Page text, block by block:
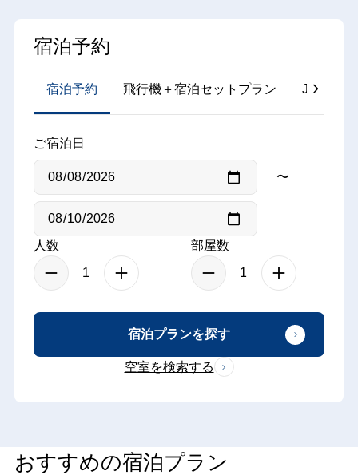
宿泊予約
宿泊予約 飛行機＋宿泊セットプラン JR＋宿
ご宿泊日
〜
人数 部屋数
宿泊プランを探す
空室を検索する
おすすめの宿泊プラン